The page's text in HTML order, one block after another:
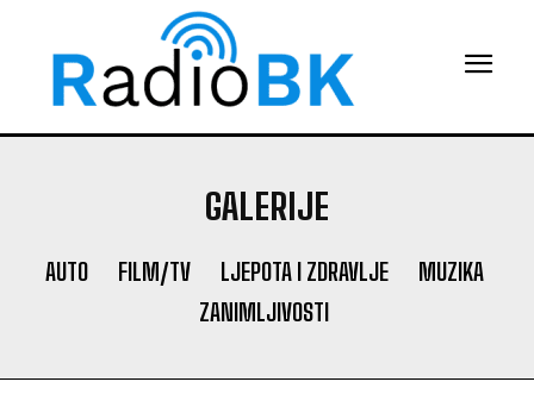
GALERIJE
AUTO FILM/TV LJEPOTA I ZDRAVLJE
MUZIKA
ZANIMLJIVOSTI